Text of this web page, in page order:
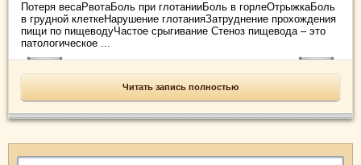
Потеря весаРвотаБоль при глотанииБоль в горлеОтрыжкаБоль
в грудной клеткеНарушение глотанияЗатруднение прохождения
пищи по пищеводуЧастое срыгивание Стеноз пищевода – это
патологическое ...
Читать запись полностью